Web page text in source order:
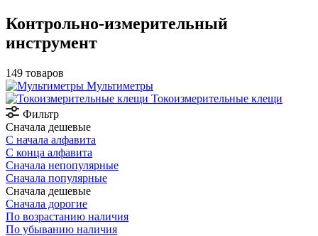
Контрольно-измерительный
инструмент
149 товаров
Мультиметры
Токоизмерительные клещи
Фильтр
Сначала дешевые
С начала алфавита
С конца алфавита
Сначала непопулярные
Сначала популярные
Сначала дешевые
Сначала дорогие
По возрастанию наличия
По убыванию наличия